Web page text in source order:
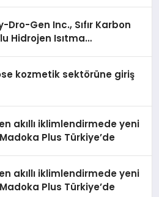
Dro-Gen Inc., Sıfır Karbon
Hidrojen Isıtma
kozmetik sektörüne giriş
akıllı iklimlendirmede yeni
Plus Türkiye’de
akıllı iklimlendirmede yeni
Plus Türkiye’de